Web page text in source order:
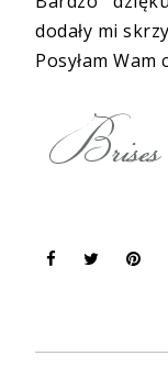
dodały mi
Posyłam Wam